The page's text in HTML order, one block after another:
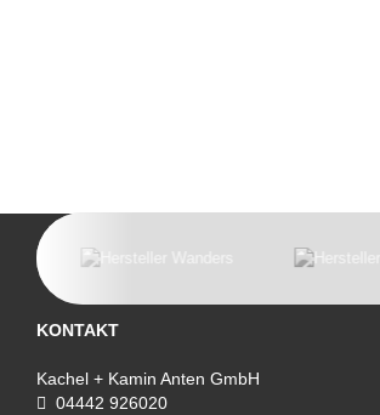
KONTAKT
Kachel + Kamin Anten GmbH
04442 926020